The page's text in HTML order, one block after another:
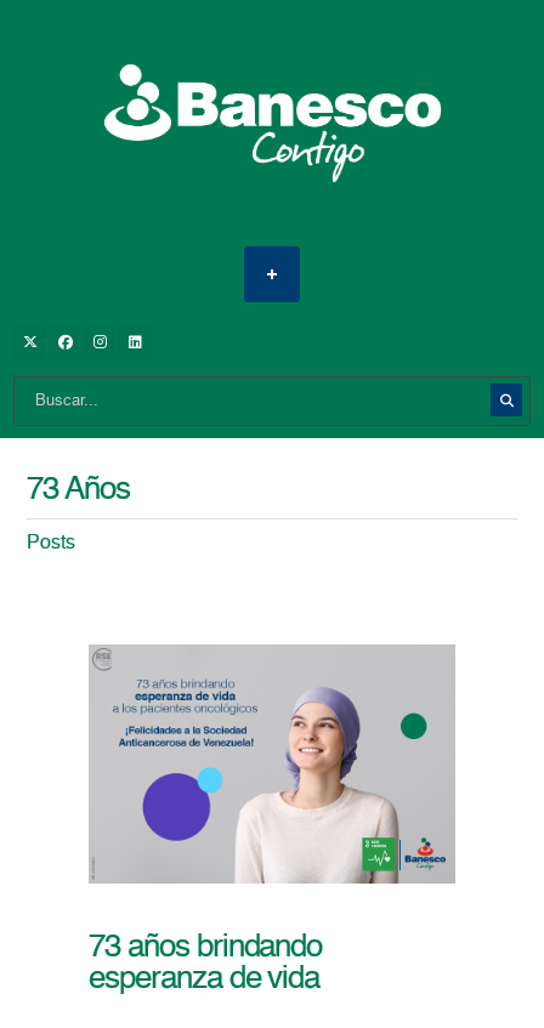
73 Años
Posts
73 años brindando
esperanza de vida